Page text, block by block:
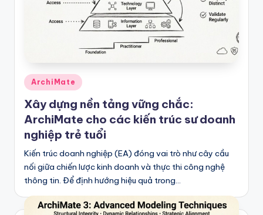
Posted
in
ArchiMate
Xây dựng nền tảng vững chắc:
ArchiMate cho các kiến trúc sư doanh
nghiệp trẻ tuổi
Kiến trúc doanh nghiệp (EA) đóng vai trò như cây cầu
nối giữa chiến lược kinh doanh và thực thi công nghệ
thông tin. Để định hướng hiệu quả trong…